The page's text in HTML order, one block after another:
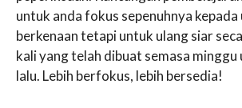
untuk anda fokus sepenuhnya kepada
berkenaan tetapi untuk ulang siar
kali yang telah dibuat semasa minggu
lalu. Lebih berfokus, lebih bersedia!